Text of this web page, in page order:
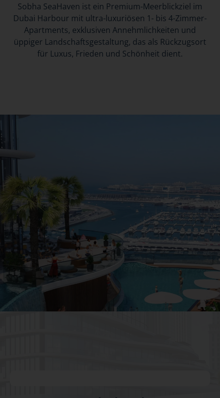
Sobha SeaHaven ist ein Premium-Meerblickziel im
Dubai Harbour mit ultra-luxuriösen 1- bis 4-Zimmer-
Apartments, exklusiven Annehmlichkeiten und
üppiger Landschaftsgestaltung, das als Rückzugsort
für Luxus, Frieden und Schönheit dient.